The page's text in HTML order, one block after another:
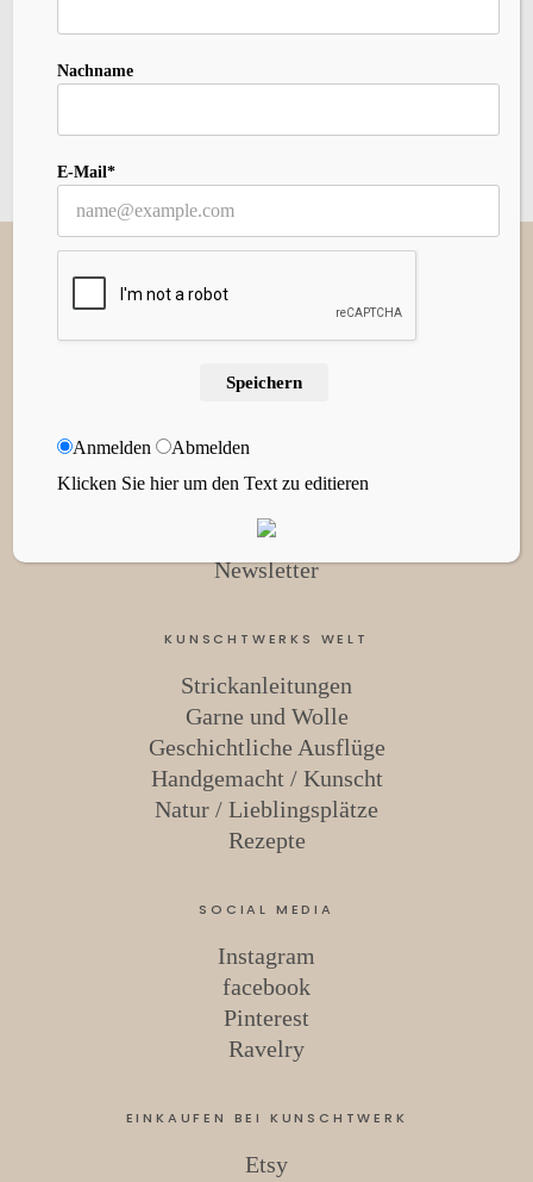
Impressum
Newsletter
KUNSCHTWERKS WELT
Strickanleitungen
Garne und Wolle
Geschichtliche Ausflüge
Handgemacht / Kunscht
Natur / Lieblingsplätze
Rezepte
SOCIAL MEDIA
Instagram
facebook
Pinterest
Ravelry
EINKAUFEN BEI KUNSCHTWERK
Etsy
Nachname
E-Mail*
Speichern
Anmelden
Abmelden
Klicken Sie hier um den Text zu editieren